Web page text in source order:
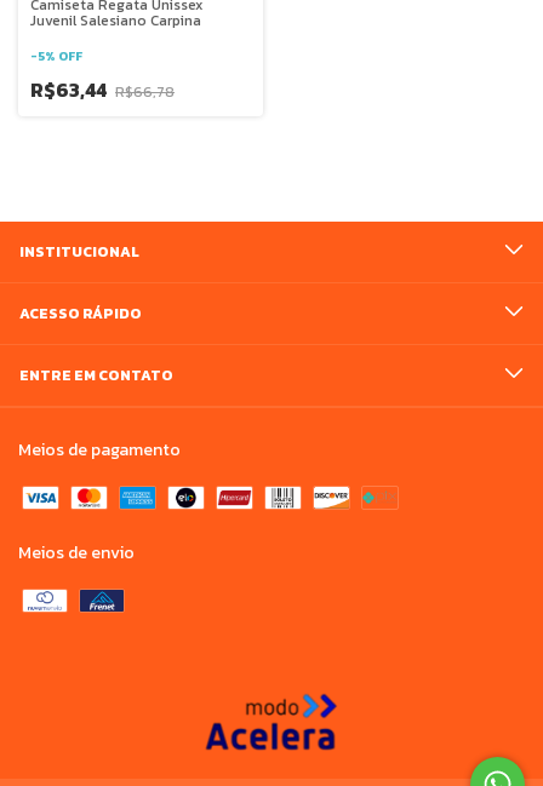
Camiseta Regata Unissex
Juvenil Salesiano Carpina
-5% OFF
R$63,44 R$66,78
INSTITUCIONAL
ACESSO RÁPIDO
ENTRE EM CONTATO
Meios de pagamento
Meios de envio